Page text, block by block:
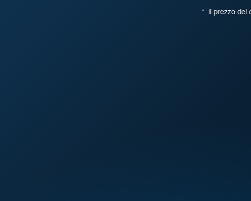
* il prezzo del